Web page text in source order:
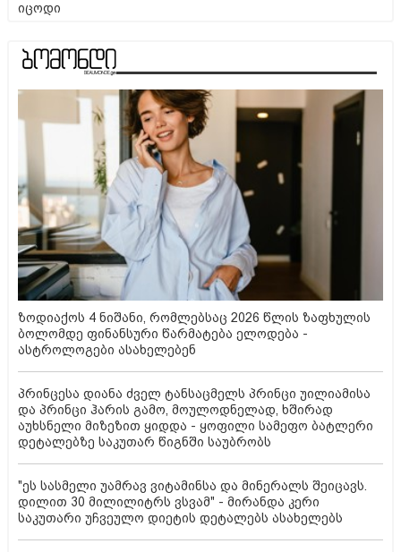
იცოდი
ზოდიაქოს 4 ნიშანი, რომლებსაც 2026 წლის ზაფხულის
ბოლომდე ფინანსური წარმატება ელოდება -
ასტროლოგები ასახელებენ
პრინცესა დიანა ძველ ტანსაცმელს პრინცი უილიამისა
და პრინცი ჰარის გამო, მოულოდნელად, ხშირად
აუხსნელი მიზეზით ყიდდა - ყოფილი სამეფო ბატლერი
დეტალებზე საკუთარ წიგნში საუბრობს
"ეს სასმელი უამრავ ვიტამინსა და მინერალს შეიცავს.
დილით 30 მილილიტრს ვსვამ" - მირანდა კერი
საკუთარი უჩვეულო დიეტის დეტალებს ასახელებს